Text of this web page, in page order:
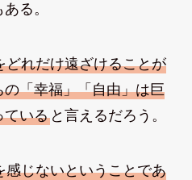
る。
どれだけ遠ざけることが
「幸福」「自由」は巨
ていると言えるだろう。
感じないということであ